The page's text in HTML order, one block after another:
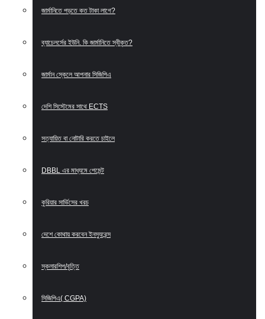
জার্মানিতে পড়তে কত টাকা লাগে?
ব্যাচেলর্সের ইউনি. কি জার্মানিতে স্বীকৃত?
জার্মান স্কেলে আপনার সিজিপিএ
দেশি সিস্টেমের সাথে ECTS
সত্যায়িত বা নোটারি করতে চাইলে
DBBL এর মাধ্যমে পেমেন্ট
কুরিয়ার সার্ভিসের খরচ
দেশে কোথায় করবেন ইনস্যুরেন্স
স্কলারশিপ/বৃত্তি
সিজিপিএ( CGPA)